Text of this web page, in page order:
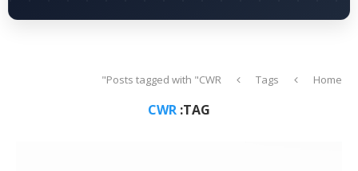
Home
Tags
Posts tagged with "CWR"
TAG:
CWR